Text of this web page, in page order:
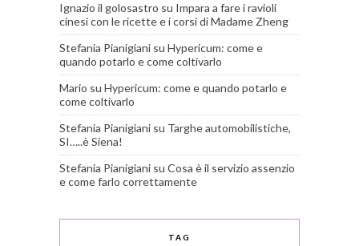
Ignazio il golosastro su Impara a fare i ravioli
cinesi con le ricette e i corsi di Madame Zheng
Stefania Pianigiani su Hypericum: come e
quando potarlo e come coltivarlo
Mario su Hypericum: come e quando potarlo e
come coltivarlo
Stefania Pianigiani su Targhe automobilistiche,
SI…..è Siena!
Stefania Pianigiani su Cosa è il servizio assenzio
e come farlo correttamente
TAG